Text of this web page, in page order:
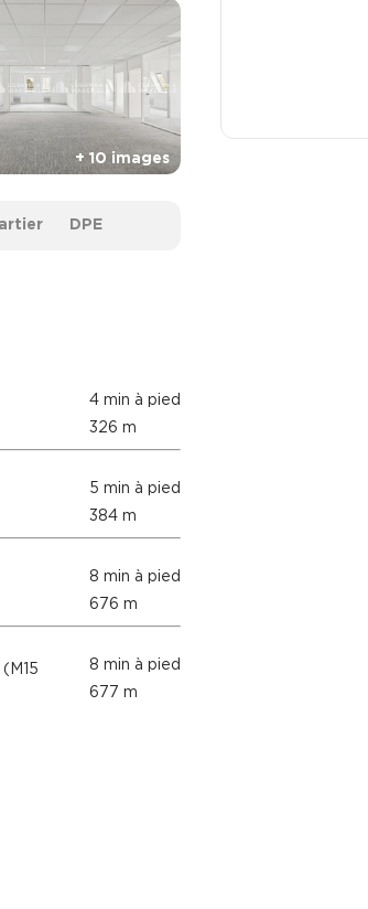
DPE
4 min à pied
326 m
5 min à pied
384 m
8 min à pied
676 m
8 min à pied
677 m